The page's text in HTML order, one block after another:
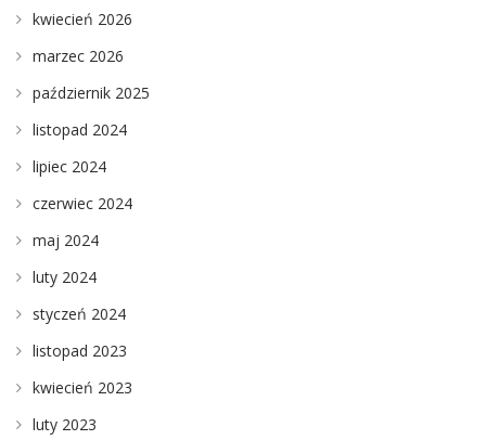
kwiecień 2026
marzec 2026
październik 2025
listopad 2024
lipiec 2024
czerwiec 2024
maj 2024
luty 2024
styczeń 2024
listopad 2023
kwiecień 2023
luty 2023